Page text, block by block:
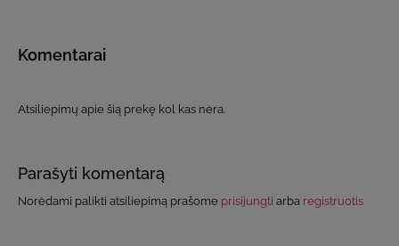
Komentarai
Atsiliepimų apie šią prekę kol kas nėra.
Parašyti komentarą
Norėdami palikti atsiliepimą prašome prisijungti arba registruotis